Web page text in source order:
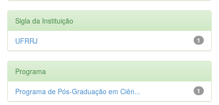
Sigla da Instituição
1
UFRRJ
Programa
1
Programa de Pós-Graduação em Ciên...